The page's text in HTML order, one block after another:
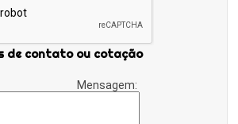
de contato ou cotação
Mensagem: